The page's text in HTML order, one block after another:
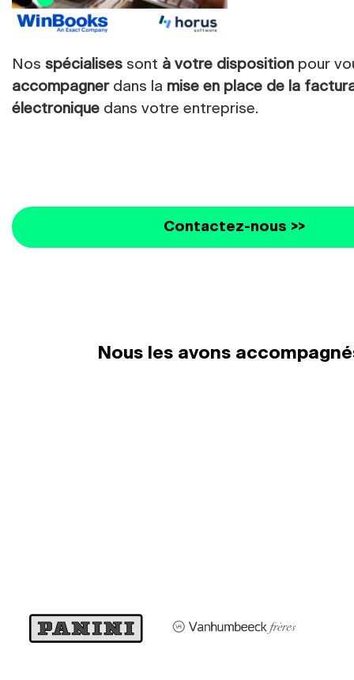
Nos spécialises sont à votre disposition pour
accompagner dans la mise en place de la
électronique dans votre entreprise.
Contactez-nous >>
Nous les avons